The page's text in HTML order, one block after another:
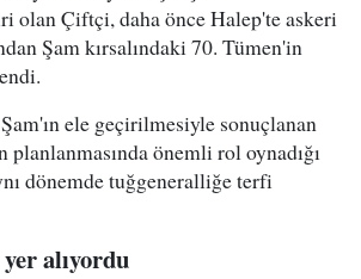
olan Çiftçi, daha önce Halep'te askeri
Şam kırsalındaki 70. Tümen'in
ele geçirilmesiyle sonuçlanan
planlanmasında önemli rol oynadığı
dönemde tuğgeneralliğe terfi
alıyordu